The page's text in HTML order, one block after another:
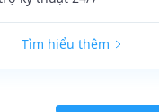
Tìm hiểu thêm